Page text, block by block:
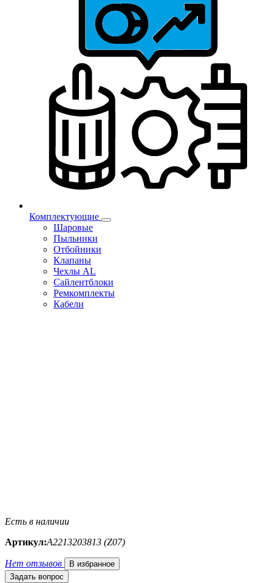
Комплектующие
Шаровые
Пыльники
Отбойники
Клапаны
Чехлы AL
Сайлентблоки
Ремкомплекты
Кабели
Есть в наличии
Артикул:A2213203813 (Z07)
Нет отзывов
В избранное
Задать вопрос